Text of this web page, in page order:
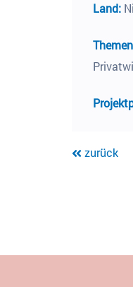
Land:
zurück